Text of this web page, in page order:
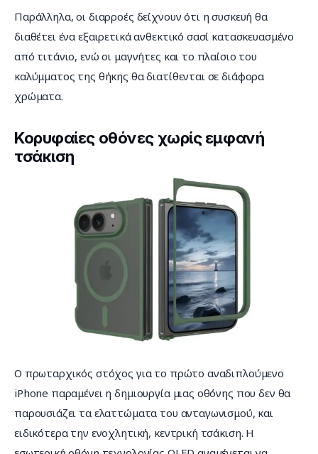
Παράλληλα, οι διαρροές δείχνουν ότι η συσκευή θα
διαθέτει ένα εξαιρετικά ανθεκτικό σασί κατασκευασμένο
από τιτάνιο, ενώ οι μαγνήτες και το πλαίσιο του
καλύμματος της θήκης θα διατίθενται σε διάφορα
χρώματα.
Κορυφαίες οθόνες χωρίς εμφανή
τσάκιση
Ο πρωταρχικός στόχος για το πρώτο αναδιπλούμενο
iPhone παραμένει η δημιουργία μιας οθόνης που δεν θα
παρουσιάζει τα ελαττώματα του ανταγωνισμού, και
ειδικότερα την ενοχλητική, κεντρική τσάκιση. Η